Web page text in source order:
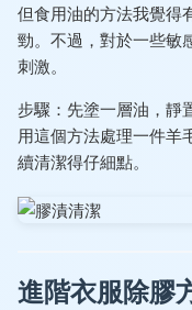
但食用油的方法我覺得
勁。不過，對於一些敏
刺激。
步驟：先塗一層油，靜
用這個方法處理一件羊
續清潔得仔細點。
進階衣服除膠